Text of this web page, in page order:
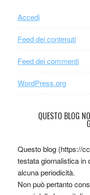
Accedi
Feed dei contenuti
Feed dei commenti
WordPress.org
QUESTO BLOG
Questo blog (https://
testata giornalistica in
alcuna periodicità.
Non può pertanto